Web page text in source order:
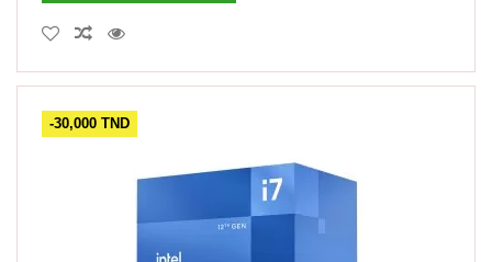
-30,000 TND